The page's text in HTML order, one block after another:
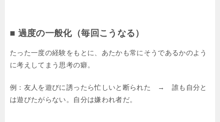
■ 過度の一般化（毎回こうなる）
たった一度の経験をもとに、あたかも常にそうであるかのよう
に考えしてまう思考の癖。
例：友人を遊びに誘ったら忙しいと断られた → 誰も自分と
は遊びたがらない。自分は嫌われ者だ。